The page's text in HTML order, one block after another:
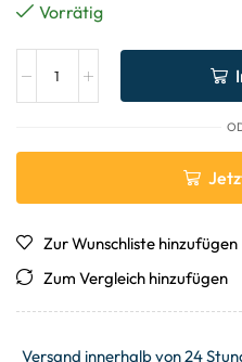
Vorrätig
Zur Wunschliste hinzufügen
Zum Vergleich hinzufügen
Versand innerhalb von 24